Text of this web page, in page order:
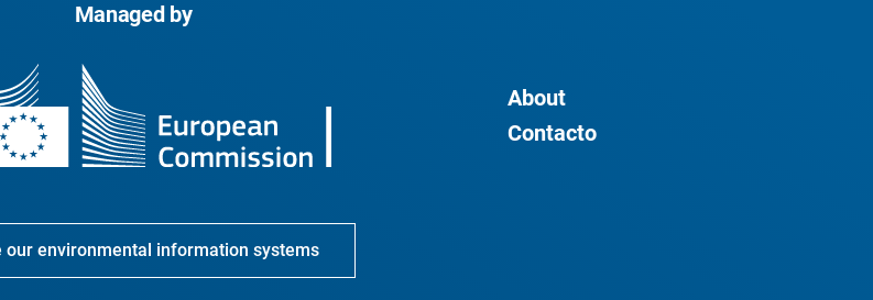
Managed by
About
Contacto
our environmental information systems